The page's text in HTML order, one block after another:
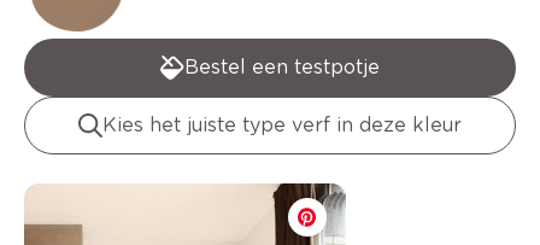
Bestel een testpotje
Kies het juiste type verf in deze kleur